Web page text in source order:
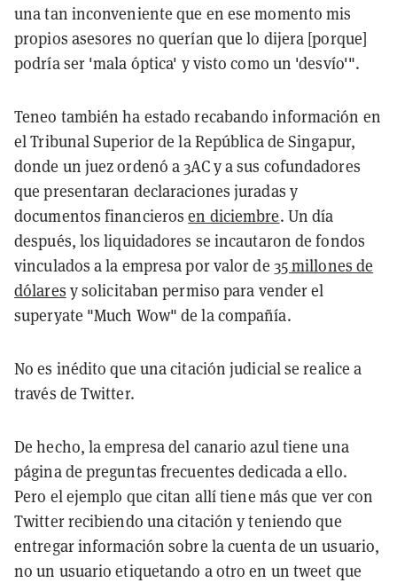
una tan inconveniente que en ese momento mis
propios asesores no querían que lo dijera [porque]
podría ser 'mala óptica' y visto como un 'desvío'".
Teneo también ha estado recabando información en
el Tribunal Superior de la República de Singapur,
donde un juez ordenó a 3AC y a sus cofundadores
que presentaran declaraciones juradas y
documentos financierosen diciembre. Un día
después, los liquidadores se incautaron de fondos
vinculados a la empresa por valor de 35 millones de
dólares y solicitaban permiso para vender el
superyate "Much Wow" de la compañía.
No es inédito que una citación judicial se realice a
través de Twitter.
De hecho, la empresa del canario azul tiene una
página de preguntas frecuentes dedicada a ello.
Pero el ejemplo que citan allí tiene más que ver con
Twitter recibiendo una citación y teniendo que
entregar información sobre la cuenta de un usuario,
no un usuario etiquetando a otro en un tweet que